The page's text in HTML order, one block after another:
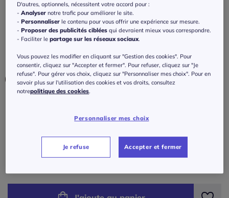
Couleur :marron rouge
Choisir une couleur :
Veuillez sélectionner une taille
En stock
40 -En stock
Guide des tailles
D'autres, optionnels, nécessitent votre accord pour :
-Analyser notre trafic pour améliorer le site.
-Personnaliser le contenu pour vous offrir une expérience sur mesure.
-Proposer des publicités ciblées qui devraient mieux vous correspondre.
- Faciliter lepartage sur les réseaux sociaux.
Vous pouvez les modifier en cliquant sur "Gestion des cookies". Pour
consentir, cliquez sur "Accepter et fermer". Pour refuser, cliquez sur "Je
refuse". Pour gérer vos choix, cliquez sur "Personnaliser mes choix". Pour en
savoir plus sur l'utilisation des cookies et vos droits, consultez
notrepolitique des cookies.
Personnaliser mes choix
Je refuse Accepter et fermer